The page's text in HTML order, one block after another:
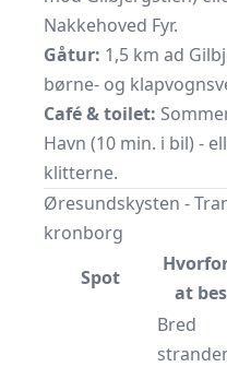
Nakkehoved Fyr.
Gåtur: 1,5 km ad
børne- og
Café & toilet:
Havn (10 min. i bil) -
klitterne.
Øresundskysten -
kronborg
Spot
at
Bred